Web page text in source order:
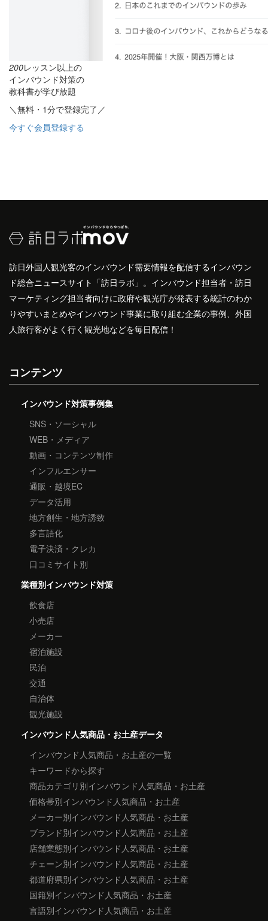
200レッスン以上の
インバウンド対策の
教科書が学び放題
＼無料・1分で登録完了／
今すぐ会員登録する
訪日外国人観光客のインバウンド需要情報を配信するインバウン
ド総合ニュースサイト「訪日ラボ」。インバウンド担当者・訪日
マーケティング担当者向けに政府や観光庁が発表する統計のわか
りやすいまとめやインバウンド事業に取り組む企業の事例、外国
人旅行客がよく行く観光地などを毎日配信！
コンテンツ
インバウンド対策事例集
SNS・ソーシャル
WEB・メディア
動画・コンテンツ制作
インフルエンサー
通販・越境EC
データ活用
地方創生・地方誘致
多言語化
電子決済・クレカ
口コミサイト別
業種別インバウンド対策
飲食店
小売店
メーカー
宿泊施設
民泊
交通
自治体
観光施設
インバウンド人気商品・お土産データ
インバウンド人気商品・お土産の一覧
キーワードから探す
商品カテゴリ別インバウンド人気商品・お土産
価格帯別インバウンド人気商品・お土産
メーカー別インバウンド人気商品・お土産
ブランド別インバウンド人気商品・お土産
店舗業態別インバウンド人気商品・お土産
チェーン別インバウンド人気商品・お土産
都道府県別インバウンド人気商品・お土産
国籍別インバウンド人気商品・お土産
言語別インバウンド人気商品・お土産